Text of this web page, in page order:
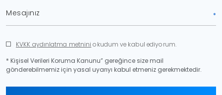
KVKK aydınlatma metnini okudum ve kabul ediyorum.
* Kişisel Verileri Koruma Kanunu” gereğince size mail
gönderebilmemiz için yasal uyarıyı kabul etmeniz gerekmektedir.